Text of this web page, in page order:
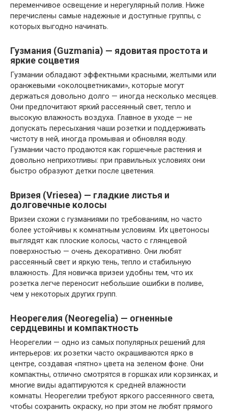
переменчивое освещение и нерегулярный полив. Ниже
перечислены самые надежные и доступные группы, с
которых выгодно начинать.
Гузмания (Guzmania) — ядовитая простота и
яркие соцветия
Гузмании обладают эффектными красными, желтыми или
оранжевыми «околоцветниками», которые могут
держаться довольно долго — иногда несколько месяцев.
Они предпочитают яркий рассеянный свет, тепло и
высокую влажность воздуха. Главное в уходе — не
допускать пересыхания чаши розетки и поддерживать
чистоту в ней, иногда промывая и обновляя воду.
Гузмании часто продаются как горшечные растения и
довольно неприхотливы: при правильных условиях они
быстро образуют детки после цветения.
Вризея (Vriesea) — гладкие листья и
долговечные колосы
Вризеи схожи с гузманиями по требованиям, но часто
более устойчивы к комнатным условиям. Их цветоносы
выглядят как плоские колосы, часто с глянцевой
поверхностью — очень декоративно. Они любят
рассеянный свет и яркую тень, тепло и стабильную
влажность. Для новичка вризеи удобны тем, что их
розетка легче переносит небольшие ошибки в поливе,
чем у некоторых других групп.
Неорегелия (Neoregelia) — огненные
сердцевины и компактность
Неорегелии — одно из самых популярных решений для
интерьеров: их розетки часто окрашиваются ярко в
центре, создавая «пятно» цвета на зеленом фоне. Они
компактны, отлично смотрятся в горшках или корзинках, и
многие виды адаптируются к средней влажности
комнаты. Неорегелии требуют яркого рассеянного света,
чтобы сохранить окраску, но при этом не любят прямого